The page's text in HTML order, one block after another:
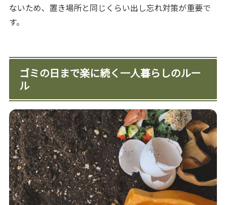
ないため、置き場所と同じくらい出し忘れ対策が重要で
す。
ゴミの日まで楽に続く一人暮らしのルー
ル